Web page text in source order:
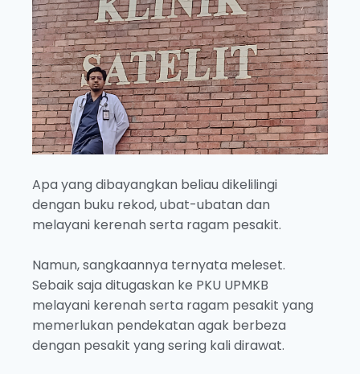
Apa yang dibayangkan beliau dikelilingi
dengan buku rekod, ubat-ubatan dan
melayani kerenah serta ragam pesakit.
Namun, sangkaannya ternyata meleset.
Sebaik saja ditugaskan ke PKU UPMKB
melayani kerenah serta ragam pesakit yang
memerlukan pendekatan agak berbeza
dengan pesakit yang sering kali dirawat.